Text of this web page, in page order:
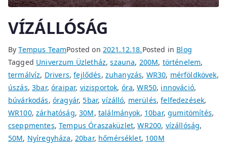
VÍZÁLLÓSÁG
ByTempus TeamPosted on 2021.12.18.Posted in Blog
Tagged Univerzum Üzletház,szauna, 200M, történelem,
termálvíz, Drivers,fejlődés, zuhanyzás, WR30, mérföldkövek,
úszás,3bar,óraipar, vizisportok, óra,WR50, innováció,
búvárkodás, óragyár,5bar,vízálló, merülés,felfedezések,
WR100,zárhatóság,30M, találmányok, 10bar,gumitömítés,
cseppmentes,Tempus Óraszaküzlet,WR200, vízállóság,
50M, Nyíregyháza, 20bar, hőmérséklet, 100M